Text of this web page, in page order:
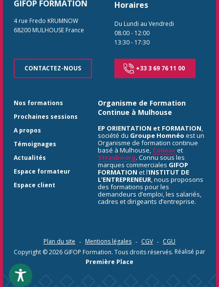
GIFOP FORMATION
4 rue Fredo KRUMNOW
68200 MULHOUSE France
CONTACTEZ-NOUS
Horaires
Du Lundi au Vendredi
08:00- 12:00
13:30- 17:30
+33 3 69 76 11 00
Nos formations
Prochaines sessions
A propos
Témoignages
Actualités
Espace formateur
Espace client
Organisme de Formation
Continue à Mulhouse
EP ORIENTATION et FORMATION,
société du Groupe Homnéo est un
Organisme de formation continue
basé à Mulhouse, Colmaret
Strasbourg. Connu sous les
marques commerciales GIFOP
FORMATION et l’INSTITUT DE
L’ENTREPRENEUR, nous proposons
des formations pour les
demandeurs d’emploi, les salariés,
cadres et dirigeants d’entreprise.
Plan du site Mentions légales CGV
CGU
Copyright © 2026 GIFOP Formation. Tous droits réservés. Réalisé par
Première Place